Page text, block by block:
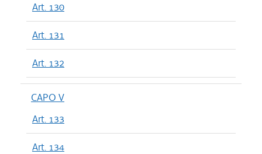
Art. 130
Art. 131
Art. 132
CAPO V
Art. 133
Art. 134